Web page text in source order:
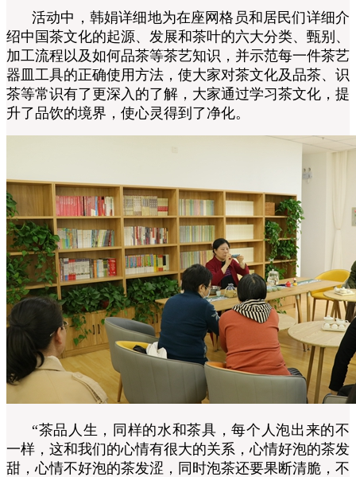
活动中，韩娟详细地为在座网格员和居民们详细介
绍中国茶文化的起源、发展和茶叶的六大分类、甄别、
加工流程以及如何品茶等茶艺知识，并示范每一件茶艺
器皿工具的正确使用方法，使大家对茶文化及品茶、识
茶等常识有了更深入的了解，大家通过学习茶文化，提
升了品饮的境界，使心灵得到了净化。
“茶品人生，同样的水和茶具，每个人泡出来的不
一样，这和我们的心情有很大的关系，心情好泡的茶发
甜，心情不好泡的茶发涩，同时泡茶还要果断清脆，不